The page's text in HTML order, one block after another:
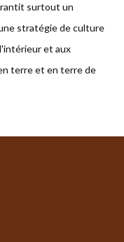
surtout un
stratégie de culture
et aux
terre et en terre de